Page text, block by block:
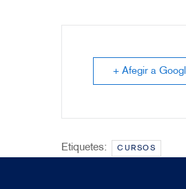
+ Afegir a
Etiquetes: CURSOS